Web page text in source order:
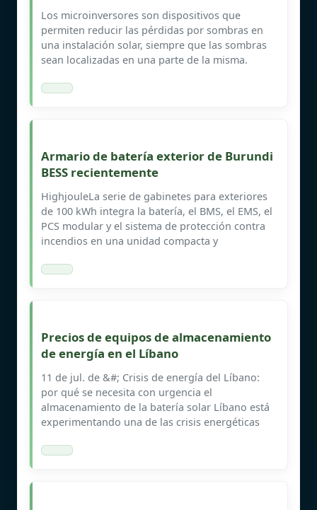
Los microinversores son dispositivos que
permiten reducir las pérdidas por sombras en
una instalación solar, siempre que las sombras
sean localizadas en una parte de la misma.
Armario de batería exterior de Burundi
BESS recientemente
HighjouleLa serie de gabinetes para exteriores
de 100 kWh integra la batería, el BMS, el EMS, el
PCS modular y el sistema de protección contra
incendios en una unidad compacta y
Precios de equipos de almacenamiento
de energía en el Líbano
11 de jul. de &#; Crisis de energía del Líbano:
por qué se necesita con urgencia el
almacenamiento de la batería solar Líbano está
experimentando una de las crisis energéticas